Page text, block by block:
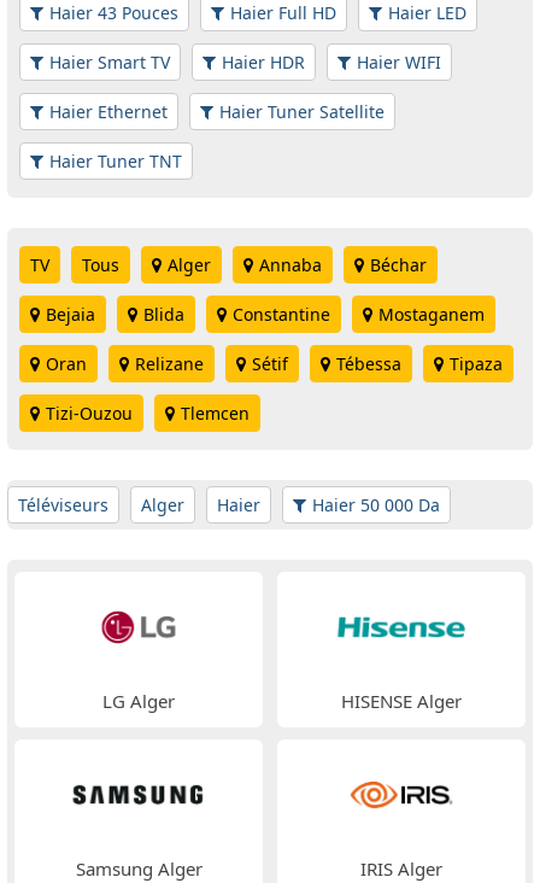
Haier 43 Pouces Haier Full HD Haier LED
Haier Smart TV Haier HDR Haier WIFI
Haier Ethernet Haier Tuner Satellite
Haier Tuner TNT
TV Tous Alger Annaba Béchar
Bejaia Blida Constantine Mostaganem
Oran Relizane Sétif Tébessa Tipaza
Tizi-Ouzou Tlemcen
Téléviseurs Alger Haier Haier 50 000 Da
LG Alger HISENSE Alger
Samsung Alger IRIS Alger